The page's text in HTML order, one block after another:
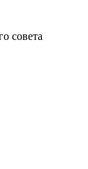
совета